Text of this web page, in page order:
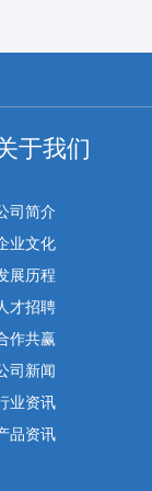
于我们
司简介
业文化
展历程
才招聘
作共赢
司新闻
业资讯
品资讯